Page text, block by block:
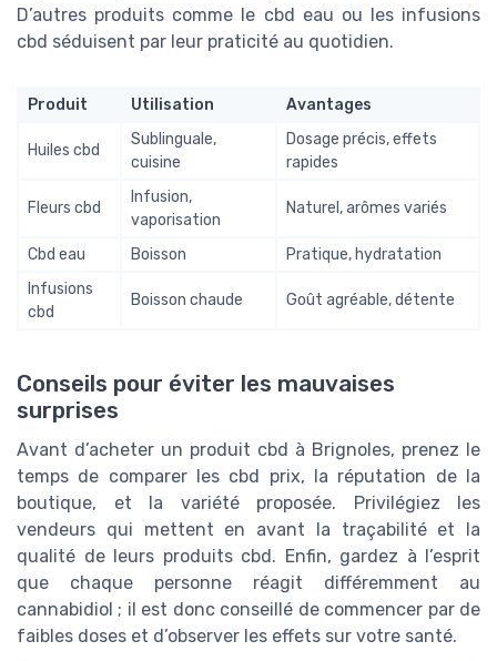
D’autres produits comme le cbd eau ou les infusions
cbd séduisent par leur praticité au quotidien.
Produit Utilisation Avantages
Huiles cbd
Sublinguale,
cuisine
Dosage précis, effets
rapides
Fleurs cbd
Infusion,
vaporisation
Naturel, arômes variés
Cbd eau Boisson
Pratique, hydratation
Infusions
cbd
Boisson chaude Goût agréable, détente
Conseils pour éviter les mauvaises
surprises
Avant d’acheter un produit cbd à Brignoles, prenez le
temps de comparer les cbd prix, la réputation de la
boutique, et la variété proposée. Privilégiez les
vendeurs qui mettent en avant la traçabilité et la
qualité de leurs produits cbd. Enfin, gardez à l’esprit
que chaque personne réagit différemment au
cannabidiol ; il est donc conseillé de commencer par de
faibles doses et d’observer les effets sur votre santé.